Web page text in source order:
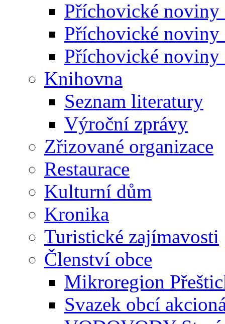
Příchovické noviny
Příchovické noviny
Příchovické noviny
Knihovna
Seznam literatury
Výroční zprávy
Zřizované organizace
Restaurace
Kulturní dům
Kronika
Turistické zajímavosti
Členství obce
Mikroregion
Svazek obcí